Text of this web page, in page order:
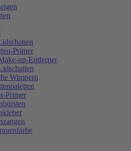
Primer
up-Entferner
Wimpern
Primer